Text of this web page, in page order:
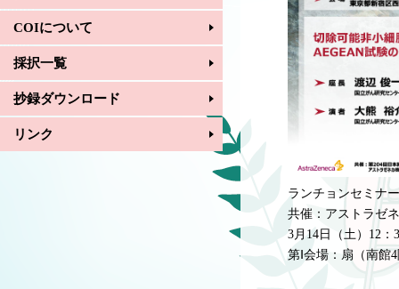
COIについて
採択一覧
抄録ダウンロード
リンク
ランチョンセミナ
共催：アストラゼ
3月14日（土）12：
第Ⅰ会場：扇（南館